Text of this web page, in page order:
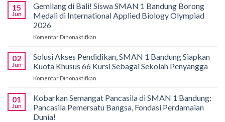
15
Jun
Gemilang di Bali! Siswa SMAN 1 Bandung Borong
Medali di International Applied Biology Olympiad
2026
Komentar Dinonaktifkan
di
Bali!
Siswa
Bandung
Borong
02
Jun
Solusi Akses Pendidikan, SMAN 1 Bandung Siapkan
Kuota Khusus 66 Kursi Sebagai Sekolah Penyangga
Komentar Dinonaktifkan
Akses
Pendidikan,
SMAN
01
Jun
Kobarkan Semangat Pancasila di SMAN 1 Bandung:
Pancasila Pemersatu Bangsa, Fondasi Perdamaian
Dunia!